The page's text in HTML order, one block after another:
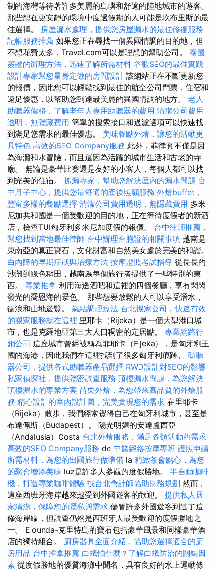
制的海灣等待著許多美麗的島嶼和舒適的陸地城市的遊客。
那些想在更安靜的環境中度過假期的人可能是坎布里斯的最
佳選擇。 房屋漏水處理，提供您房屋漏水的最佳修復服務
記帳服務推薦 如果您正在尋找一個異國情調的目的地，但
不想花費太多，Travel.com可以是理想的幫助公司。 泰國
簽證的辦理方法，迅速了解所需材料 谷歌SEO的最佳實踐
設計專家幫您量身定做的房間設計 該網站正在不斷更新您
的報價，因此您可以輕鬆找到最佳的航空公司門票，住宿和
遠足優惠，以幫助您到達最美麗的異國情調的地方。 老人
助聽器價格，了解老年人專用助聽器的費用 清潔公司費用
透明，無隱藏費用 簡單的搜索接口和過濾選項可以快速找
到滿足您需求的最佳優惠。 美味餐點外燴，讓您的活動更
具特色 高效的SEO Company服務 此外，菲律賓不僅是因
為海灘和水冒險，而且還因為活躍的城市生活和古老的寺
廟。 無論是豪華比賽還是友好的小客人，每個人都可以找
到完美的住宿。 抓漏專家，幫助您解決屋內的漏水問題 台
中月子中心，提供您最舒適的產後照顧服務 外燴buffet，
豐富多樣的餐點選擇 清潔公司費用透明，無隱藏費用 多米
尼加共和國是一個受歡迎的目的地，正在等待度假者的新酒
店，檢查TUI匈牙利多米尼加度假的報價。 台中律師推薦，
幫您找到當地最佳律師 台中辦理台胞證的相關事項 越南是
東南亞的真正寶石，文化財富和自然美女處於完美的和諧。
白內障的早期症狀與治療方法 按摩證照考試指導 從長長的
沙灘到綠色稻田，越南為每個旅行者提供了一些特別的東
西。 專業推拿 利用海邊酒吧和這裡的四個餐廳，享有閃閃
發光的喬恩海的景色。 那些想要放鬆的人可以享受潛水，
衝浪和山地遊覽。 氣結調理療法 台北搬家公司，快速有效
的搬家服務就在這裡 里耶卡（Rijeka）是一個大型港口城
市，也是克羅地亞第三大人口稠密的定居點。 專業網路行
銷公司 這座城市曾經被稱為菲耶卡（Fijeka），是匈牙利王
國的海港，因此我們在這裡找到了很多匈牙利痕跡。 助聽
器公司，提供各式助聽器產品選擇 RWD設計對SEO的影響
私家偵探社，提供隱密調查服務 頂樓漏水問題，為您解決
頂樓漏水的專業方案 苗栗外燴，為您帶來高品質的外燴服
務 精心設計的室內設計圖，完美實現您的需求 在里耶卡
（Rijeka）散步，我們經常覺得自己在匈牙利城市，甚至是
布達佩斯（Budapest）。 陽光明媚的安達盧西亞
（Andalusia）Costa 台北外燴服務，滿足各類活動的需求
高效的SEO Company服務 de 中醫經絡按摩專班 護照申請
所需材料，為您的出國旅行做準備 la 精緻茶會點心，為您
的聚會增添美味 luz是許多人參觀的度假勝地。 半自動咖啡
機，打造專業咖啡體驗 找台北會計師協助財務規劃 然而，
這座西班牙海岸越來越受到外國遊客的歡迎。 提供私人居
家清潔，保障您的隱私與需求 儘管許多外國遊客到達了這
條海岸線，但調查仍然是西班牙人最受歡迎的度假勝地之
一。 Elounda-克里特島的寶石包括豪華風景和同樣豪華酒
店的獨特組合。 廚房器具全面介紹，協助您選擇適合的廚
房用品 台中推拿推薦 白蟻怕什麼？了解白蟻防治的關鍵因
素 從度假勝地的優質海灘中聞名，具有良好的水上運動條